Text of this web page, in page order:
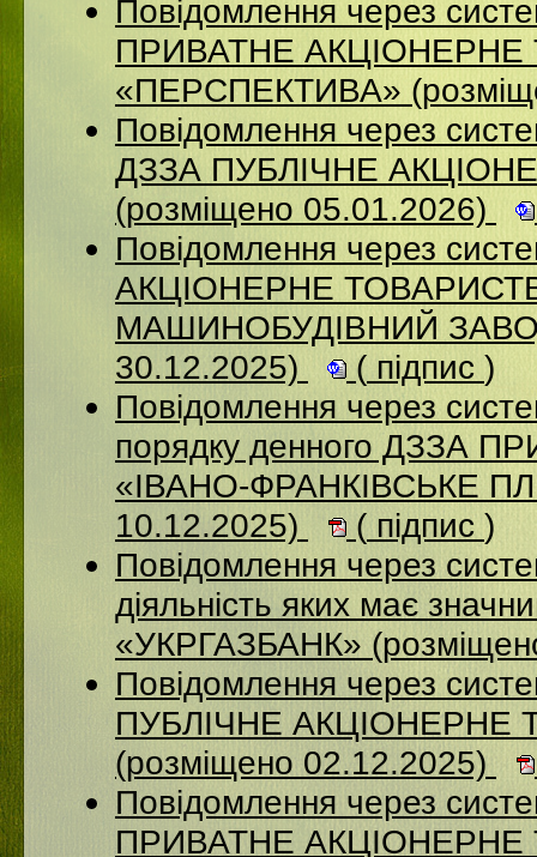
Повідомлення через
ПРИВАТНЕ
«ПЕРСПЕКТИВА»
Повідомлення через
ДЗЗА ПУБЛІЧНЕ
(розміщено 05.01.2026)
Повідомлення через
АКЦІОНЕРНЕ
МАШИНОБУДІВНИЙ
30.12.2025)
( підпис )
Повідомлення через
порядку денного ДЗЗА
«ІВАНО-ФРАНКІВСЬКЕ
10.12.2025)
( підпис )
Повідомлення через
діяльність яких має
«УКРГАЗБАНК»
Повідомлення через
ПУБЛІЧНЕ
(розміщено 02.12.2025)
Повідомлення через
ПРИВАТНЕ АКЦІОНЕРНЕ